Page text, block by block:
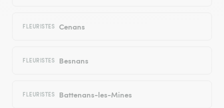
FLEURISTES Cenans
FLEURISTES Besnans
FLEURISTES Battenans-les-Mines